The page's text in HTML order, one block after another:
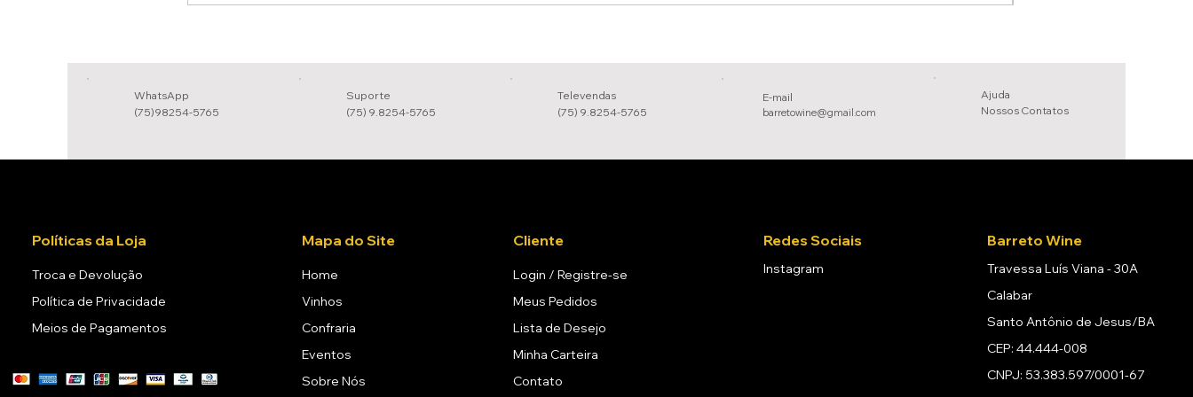
WhatsApp
(75)98254-5765
Suporte
(75) 9.8254-5765
Televendas
(75) 9.8254-5765
E-mail
barretowine@gmail.com
Ajuda
Nossos Contatos
Políticas da Loja
Troca e Devolução
Política de Privacidade
Meios de Pagamentos
Mapa do Site
Home
Vinhos
Confraria
Eventos
Sobre Nós
Cliente
Login / Registre-se
Meus Pedidos
Lista de Desejo
Minha Carteira
Contato
Redes Sociais
Instagram
Barreto Wine
Travessa Luís Viana - 30A
Calabar
Santo Antônio de Jesus/BA
CEP: 44.444-008
CNPJ: 53.383.597/0001-67